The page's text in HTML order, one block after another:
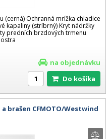
(cerná) Ochranná mrížka chladice
kapaliny (stríbrný) Kryt nádržky
predních brzdových trmenu
na objednávku
Do košíka
brašen CFMOTO/Westwind